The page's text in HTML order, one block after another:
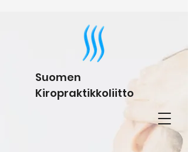
Suomen
Kiropraktikkoliitto